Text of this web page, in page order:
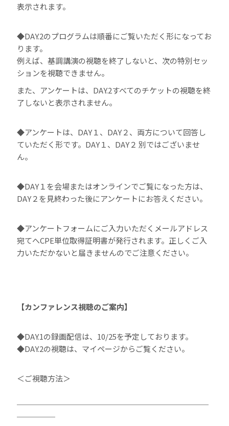
表示されます。
◆DAY.2のプログラムは順番にご覧いただく形になってお
ります。
例えば、基調講演の視聴を終了しないと、次の特別セッ
ションを視聴できません。
また、アンケートは、DAY.2すべてのチケットの視聴を終
了しないと表示されません。
◆アンケートは、DAY１、DAY２、両方について回答し
ていただく形です。DAY１、DAY２ 別ではございませ
ん。
◆DAY１を会場またはオンラインでご覧になった方は、
DAY２を見終わった後にアンケートにお答えください。
◆アンケートフォームにご入力いただくメールアドレス
宛てへCPE単位取得証明書が発行されます。正しくご入
力いただかないと届きませんのでご注意ください。
【カンファレンス視聴のご案内】
◆DAY.1の録画配信は、10/25を予定しております。
◆DAY.2の視聴は、マイページからご覧ください。
＜ご視聴方法＞
￣￣￣￣￣￣￣￣￣￣￣￣￣￣￣￣￣￣￣￣￣￣￣￣￣
￣￣￣￣￣